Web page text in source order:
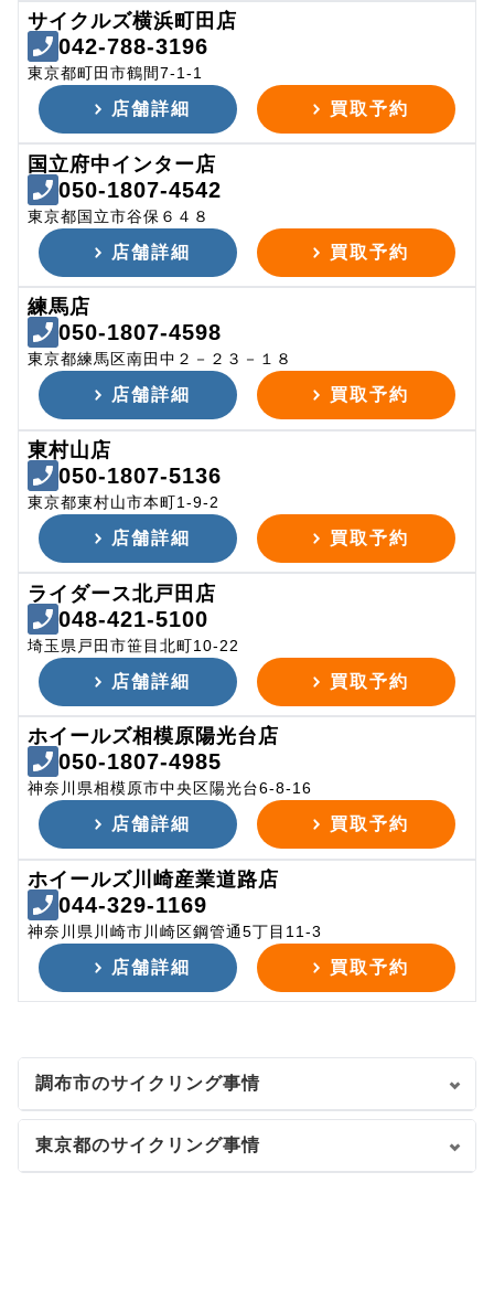
サイクルズ横浜町田店
042-788-3196
東京都町田市鶴間7-1-1
店舗詳細 買取予約
国立府中インター店
050-1807-4542
東京都国立市谷保６４８
店舗詳細 買取予約
練馬店
050-1807-4598
東京都練馬区南田中２－２３－１８
店舗詳細 買取予約
東村山店
050-1807-5136
東京都東村山市本町1-9-2
店舗詳細 買取予約
ライダース北戸田店
048-421-5100
埼玉県戸田市笹目北町10-22
店舗詳細 買取予約
ホイールズ相模原陽光台店
050-1807-4985
神奈川県相模原市中央区陽光台6-8-16
店舗詳細 買取予約
ホイールズ川崎産業道路店
044-329-1169
神奈川県川崎市川崎区鋼管通5丁目11-3
店舗詳細 買取予約
調布市のサイクリング事情
東京都のサイクリング事情